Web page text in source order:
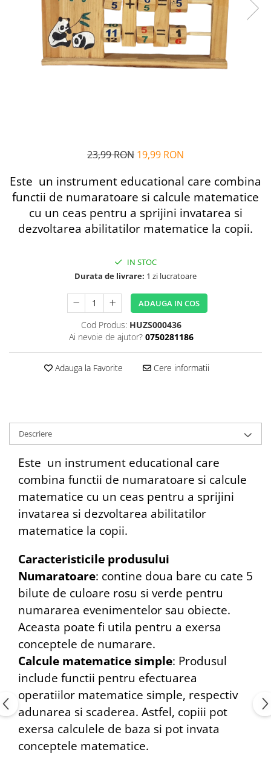
Alfabet si matematica
Jocuri de memorie si inteligenta
Seria Lectia de sanatate
Editura Litera
Editura Galaxia Copiilor
Colectia PIXI
23,99 RON 19,99 RON
Este un instrument educational care combina
functii de numaratoare si calcule matematice
cu un ceas pentru a sprijini invatarea si
dezvoltarea abilitatilor matematice la copii.
IN STOC
Durata de livrare: 1 zi lucratoare
ADAUGA IN COS
Cod Produs: HUZS000436
Ai nevoie de ajutor? 0750281186
Adauga la Favorite Cere informatii
Descriere
Este un instrument educational care
combina functii de numaratoare si calcule
matematice cu un ceas pentru a sprijini
invatarea si dezvoltarea abilitatilor
matematice la copii.
Caracteristicile produsului
Numaratoare: contine doua bare cu cate 5
bilute de culoare rosu si verde pentru
numararea evenimentelor sau obiecte.
Aceasta poate fi utila pentru a exersa
conceptele de numarare.
Calcule matematice simple: Produsul
include functii pentru efectuarea
operatiilor matematice simple, respectiv
adunarea si scaderea. Astfel, copiii pot
exersa calculele de baza si pot invata
conceptele matematice.